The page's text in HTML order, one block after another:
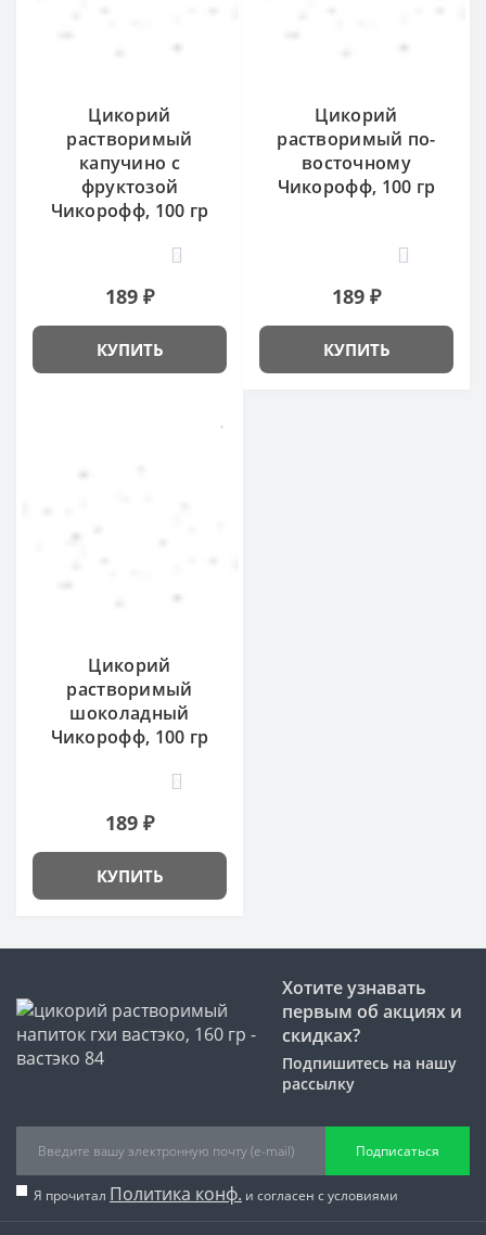
Цикорий
растворимый
капучино с
фруктозой
Чикорофф, 100 гр
189 ₽
КУПИТЬ
Цикорий
растворимый по-
восточному
Чикорофф, 100 гр
189 ₽
КУПИТЬ
Цикорий
растворимый
шоколадный
Чикорофф, 100 гр
189 ₽
КУПИТЬ
Хотите узнавать
первым об акциях и
скидках?
Подпишитесь на нашу
рассылку
Подписаться
Я прочитал Политика конф. и согласен с условиями